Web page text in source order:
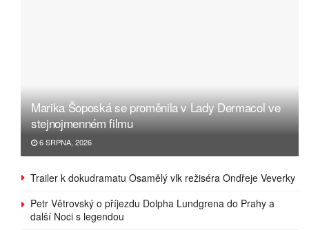
Marika Šoposká se proměnila v Lady Dermacol ve
stejnojmenném filmu
6 SRPNA, 2026
Trailer k dokudramatu Osamělý vlk režiséra Ondřeje Veverky
Petr Větrovský o příjezdu Dolpha Lundgrena do Prahy a
další Noci s legendou